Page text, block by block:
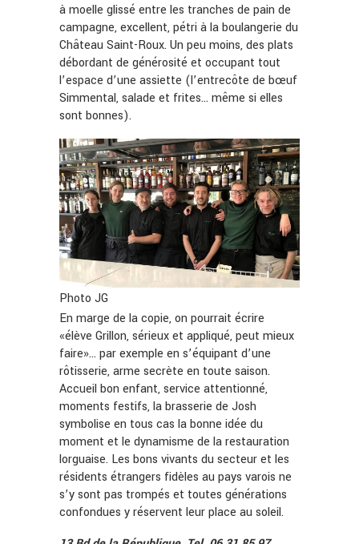
à moelle glissé entre les tranches de pain de
campagne, excellent, pétri à la boulangerie du
Château Saint-Roux. Un peu moins, des plats
débordant de générosité et occupant tout
l’espace d’une assiette (l’entrecôte de bœuf
Simmental, salade et frites… même si elles
sont bonnes).
Photo JG
En marge de la copie, on pourrait écrire
«élève Grillon, sérieux et appliqué, peut mieux
faire»… par exemple en s’équipant d’une
rôtisserie, arme secrète en toute saison.
Accueil bon enfant, service attentionné,
moments festifs, la brasserie de Josh
symbolise en tous cas la bonne idée du
moment et le dynamisme de la restauration
lorguaise. Les bons vivants du secteur et les
résidents étrangers fidèles au pays varois ne
s’y sont pas trompés et toutes générations
confondues y réservent leur place au soleil.